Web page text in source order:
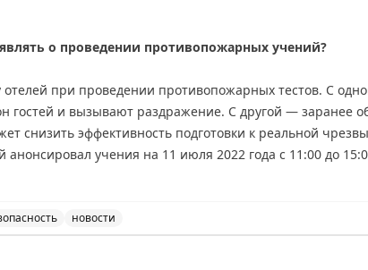
сюда: о проведении противопожарных учений?
при проведении противопожарных тестов. С
гостей и вызывают раздражение. С другой — заранее
снизить эффективность подготовки к реальной
анонсировал учения на 11 июля 2022 года с 11:00 до
как найти баланс между комфортом гостей и
новости